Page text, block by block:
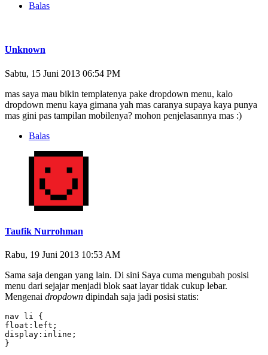
Balas
Unknown
Sabtu, 15 Juni 2013 06:54 PM
mas saya mau bikin templatenya pake dropdown menu, kalo
dropdown menu kaya gimana yah mas caranya supaya kaya punya
mas gini pas tampilan mobilenya? mohon penjelasannya mas :)
Balas
Taufik Nurrohman
Rabu, 19 Juni 2013 10:53 AM
Sama saja dengan yang lain. Di sini Saya cuma mengubah posisi
menu dari sejajar menjadi blok saat layar tidak cukup lebar.
Mengenai dropdown dipindah saja jadi posisi statis:
nav li {
float:left;
display:inline;
}